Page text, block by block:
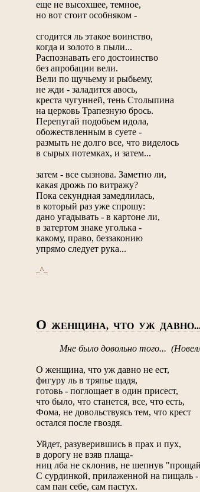
еще не высохшее, темное,
но вот стоит особняком -
сгодится ль этакое воинство,
когда и золото в пыли...
Распознавать его достоинство
без апробации вели.
Вели по щучьему и рыбьему,
не жди - заладится авось,
креста чугунней, тень Столыпина
на церковь Трапезную брось.
Перепугай подобьем идола,
обожествленным в суете -
размыть не долго все, что виделось
в сырых потемках, и затем...
затем - все сызнова. Заметно ли,
какая дрожь по витражу?
Пока секундная замедлилась,
в который раз уже спрошу:
дано угадывать - в картоне ли,
в затертом знаке уголька -
какому, право, беззаконию
упрямо следует рука...
_^_
О ЖЕНЩИНА, ЧТО УЖ
Мне было довольно того...
О женщина, что уж давно не ест,
фигуру ль в тряпье щадя,
готовь - поглощает в один присест,
что было, что станется, все, что есть,
Фома, не довольствуясь тем, что крест
остался после гвоздя.
Уйдет, разуверившись в прах и пух,
в дорогу не взяв плаща-
ниц лба не склонив, не шепнув
С сурдинкой, прилаженной на пищаль -
сам пан себе, сам пастух.